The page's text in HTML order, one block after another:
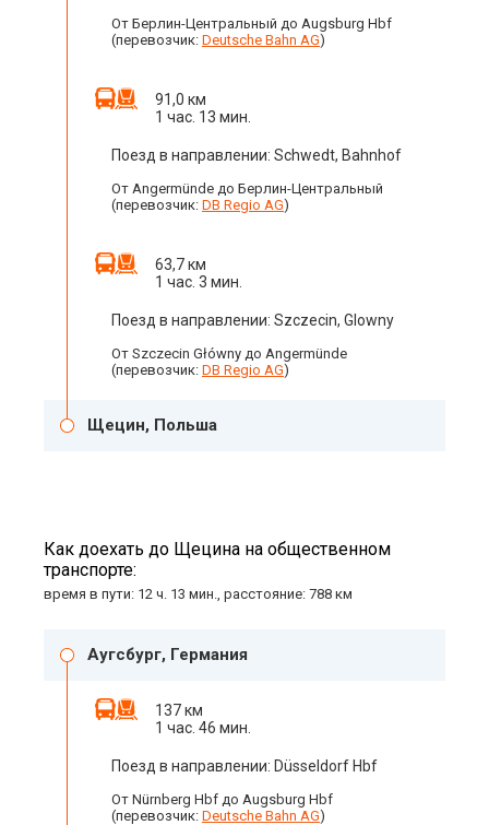
От Берлин-Центральный до Augsburg Hbf
(перевозчик: Deutsche Bahn AG)
91,0 км
1 час. 13 мин.
Поезд в направлении: Schwedt, Bahnhof
От Angermünde до Берлин-Центральный
(перевозчик: DB Regio AG)
63,7 км
1 час. 3 мин.
Поезд в направлении: Szczecin, Glowny
От Szczecin Główny до Angermünde
(перевозчик: DB Regio AG)
Щецин, Польша
Как доехать до Щецина на общественном
транспорте:
время в пути: 12 ч. 13 мин., расстояние: 788 км
Аугсбург, Германия
137 км
1 час. 46 мин.
Поезд в направлении: Düsseldorf Hbf
От Nürnberg Hbf до Augsburg Hbf
(перевозчик: Deutsche Bahn AG)